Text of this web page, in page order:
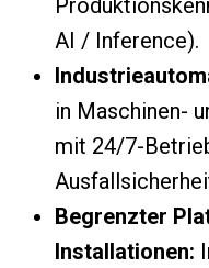
AI / Inference).
in Maschinen-
mit 24/7-
Begrenzter
Installationen: